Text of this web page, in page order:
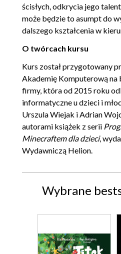
ścisłych, odkrycia jego
może będzie to asumpt do
dalszego kształcenia w
O twórcach kursu
Kurs został przygotowany
Akademię Komputerową na
firmy, która od 2015 roku
informatyczne u dzieci i
Urszula Wiejak i Adrian
autorami książek z serii
Minecraftem dla dzieci,
Wydawniczą Helion.
Wybrane